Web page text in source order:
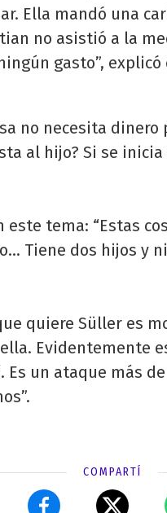
Ella mandó una
no asistió a la
gasto”, explicó
no necesita dinero
al hijo? Si se
tema: “Estas
Tiene dos hijos y
quiere Süller es
Evidentemente
un ataque más
COMPARTÍ